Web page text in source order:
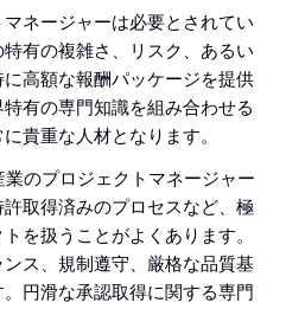
ネージャーは必要とされてい
有の複雑さ、リスク、あるい
高額な報酬パッケージを提供
有の専門知識を組み合わせる
貴重な人材となります。
のプロジェクトマネージャー
取得済みのプロセスなど、極
を扱うことがよくあります。
ス、規制遵守、厳格な品質基
円滑な承認取得に関する専門